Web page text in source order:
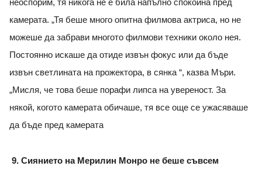
неоспорим, тя никога не е била напълно спокойна пред
камерата. „Тя беше много опитна филмова актриса, но не
можеше да забрави многото филмови техники около нея.
Постоянно искаше да отиде извън фокус или да бъде
извън светлината на прожектора, в сянка “, казва Мъри.
„Мисля, че това беше порафи липса на увереност. За
някой, когото камерата обичаше, тя все още се ужасяваше
да бъде пред камерата
9. Сиянието на Мерилин Монро не беше съвсем